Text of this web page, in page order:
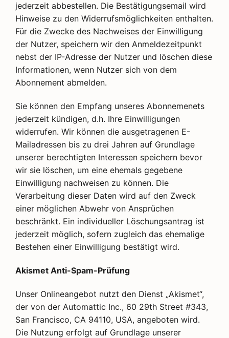
jederzeit abbestellen. Die Bestätigungsemail wird
Hinweise zu den Widerrufsmöglichkeiten enthalten.
Für die Zwecke des Nachweises der Einwilligung
der Nutzer, speichern wir den Anmeldezeitpunkt
nebst der IP-Adresse der Nutzer und löschen diese
Informationen, wenn Nutzer sich von dem
Abonnement abmelden.
Sie können den Empfang unseres Abonnemenets
jederzeit kündigen, d.h. Ihre Einwilligungen
widerrufen. Wir können die ausgetragenen E-
Mailadressen bis zu drei Jahren auf Grundlage
unserer berechtigten Interessen speichern bevor
wir sie löschen, um eine ehemals gegebene
Einwilligung nachweisen zu können. Die
Verarbeitung dieser Daten wird auf den Zweck
einer möglichen Abwehr von Ansprüchen
beschränkt. Ein individueller Löschungsantrag ist
jederzeit möglich, sofern zugleich das ehemalige
Bestehen einer Einwilligung bestätigt wird.
Akismet Anti-Spam-Prüfung
Unser Onlineangebot nutzt den Dienst „Akismet“,
der von der Automattic Inc., 60 29th Street #343,
San Francisco, CA 94110, USA, angeboten wird.
Die Nutzung erfolgt auf Grundlage unserer